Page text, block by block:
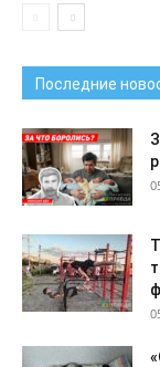
Последние